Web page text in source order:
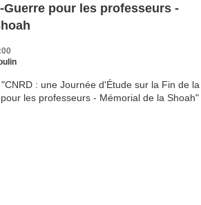
pour les professeurs -